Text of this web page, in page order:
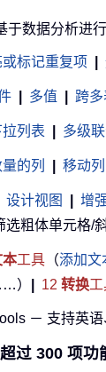
于数据分析进
标记重复项
多值 跨
列表 多级
的列 移动列
设计视图 增
选粗体单元格/
本工具 （添加文
） 12 转换
－ 支持英
过 300 项功